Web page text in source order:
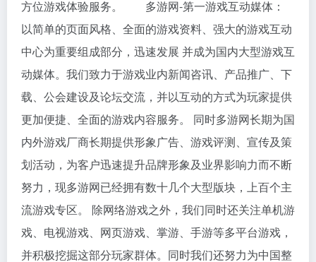
方位游戏体验服务。 多游网-第一游戏互动媒体：
以简单的页面风格、全面的游戏资料、强大的游戏互动
中心为重要组成部分，迅速发展 并成为国内大型游戏互
动媒体。我们致力于游戏业内新闻咨讯、产品推广、下
载、公会建设及论坛交流，并以互动的方式为玩家提供
更加便捷、全面的游戏内容服务。 同时多游网长期为国
内外游戏厂商长期提供形象广告、游戏评测、宣传及策
划活动，为客户迅速提升品牌形象及业界影响力而不断
努力，现多游网已经拥有数十几个大型版块，上百个主
流游戏专区。 除网络游戏之外，我们同时还关注单机游
戏、电视游戏、网页游戏、掌游、手游等多平台游戏，
并积极挖掘这部分玩家群体。同时我们还努力为中国整